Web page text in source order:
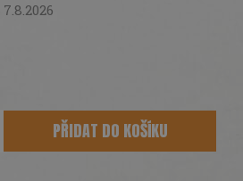
7.8.2026
PŘIDAT DO KOŠÍKU